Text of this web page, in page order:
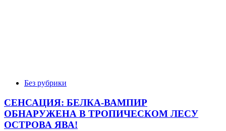
Без рубрики
СЕНСАЦИЯ: БЕЛКА-ВАМПИР
ОБНАРУЖЕНА В ТРОПИЧЕСКОМ ЛЕСУ
ОСТРОВА ЯВА!